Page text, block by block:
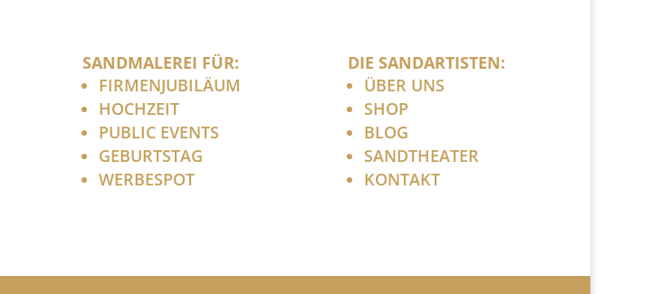
SANDMALEREI FÜR:
FIRMENJUBILÄUM
HOCHZEIT
PUBLIC EVENTS
GEBURTSTAG
WERBESPOT
DIE SANDARTISTEN:
ÜBER UNS
SHOP
BLOG
SANDTHEATER
KONTAKT